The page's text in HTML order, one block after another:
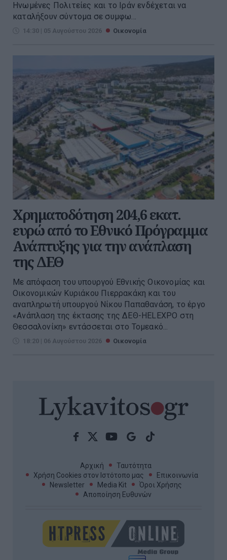
Ηνωμένες Πολιτείες και το Ιράν ενδέχεται να
καταλήξουν σύντομα σε συμφω...
14:30 | 05 Αυγούστου 2026 Οικονομία
Χρηματοδότηση 204,6 εκατ.
ευρώ από το Εθνικό Πρόγραμμα
Ανάπτυξης για την ανάπλαση
της ΔΕΘ
Με απόφαση του υπουργού Εθνικής Οικονομίας και
Οικονομικών Κυριάκου Πιερρακάκη και του
αναπληρωτή υπουργού Νίκου Παπαθανάση, το έργο
«Ανάπλαση της έκτασης της ΔΕΘ-HELEXPO στη
Θεσσαλονίκη» εντάσσεται στο Τομεακό...
18:20 | 06 Αυγούστου 2026 Οικονομία
Αρχική
Ταυτότητα
Χρήση Cookies στον Ιστότοπο μας
Επικοινωνία
Newsletter
Media Kit
Όροι Χρήσης
Αποποίηση Ευθυνών